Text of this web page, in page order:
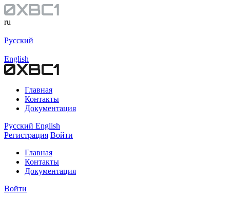
ru
Русский
English
Главная
Контакты
Документация
Русский English
Регистрация Войти
Главная
Контакты
Документация
Войти